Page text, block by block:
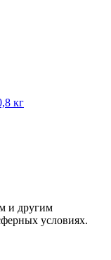
кг
и другим
условиях.